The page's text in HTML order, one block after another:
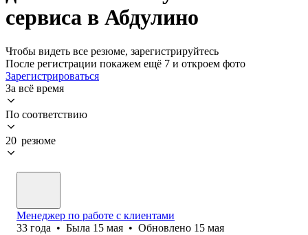
сервиса в Абдулино
Чтобы видеть все резюме, зарегистрируйтесь
После регистрации покажем ещё 7 и откроем фото
Зарегистрироваться
За всё время
По соответствию
20 резюме
Менеджер по работе с клиентами
33 года • Была 15 мая • Обновлено 15 мая